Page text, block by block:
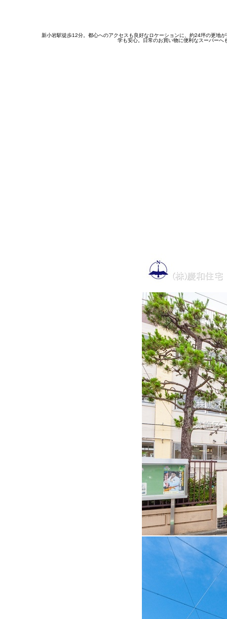
新小岩駅徒歩12分。都心へのアクセスも良好なロケーションに、約24坪の更地
学も安心。日常のお買い物に便利なスーパー